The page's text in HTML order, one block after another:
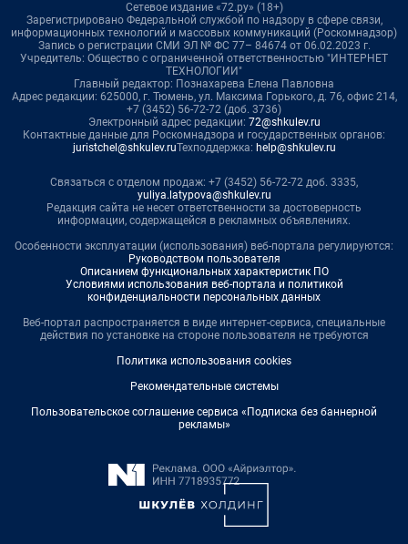
Сетевое издание «72.ру» (18+)
Зарегистрировано Федеральной службой по надзору в сфере связи,
информационных технологий и массовых коммуникаций (Роскомнадзор)
Запись о регистрации СМИ ЭЛ № ФС 77– 84674 от 06.02.2023 г.
Учредитель: Общество с ограниченной ответственностью "ИНТЕРНЕТ
ТЕХНОЛОГИИ"
Главный редактор: Познахарева Елена Павловна
Адрес редакции: 625000, г. Тюмень, ул. Максима Горького, д. 76, офис 214,
+7 (3452) 56-72-72 (доб. 3736)
Электронный адрес редакции: 72@shkulev.ru
Контактные данные для Роскомнадзора и государственных органов:
juristchel@shkulev.ruТехподдержка: help@shkulev.ru
Связаться с отделом продаж: +7 (3452) 56-72-72 доб. 3335,
yuliya.latypova@shkulev.ru
Редакция сайта не несет ответственности за достоверность
информации, содержащейся в рекламных объявлениях.
Особенности эксплуатации (использования) веб-портала регулируются:
Руководством пользователя
Описанием функциональных характеристик ПО
Условиями использования веб-портала и политикой
конфиденциальности персональных данных
Веб-портал распространяется в виде интернет-сервиса, специальные
действия по установке на стороне пользователя не требуются
Политика использования cookies
Рекомендательные системы
Пользовательское соглашение сервиса «Подписка без баннерной
рекламы»